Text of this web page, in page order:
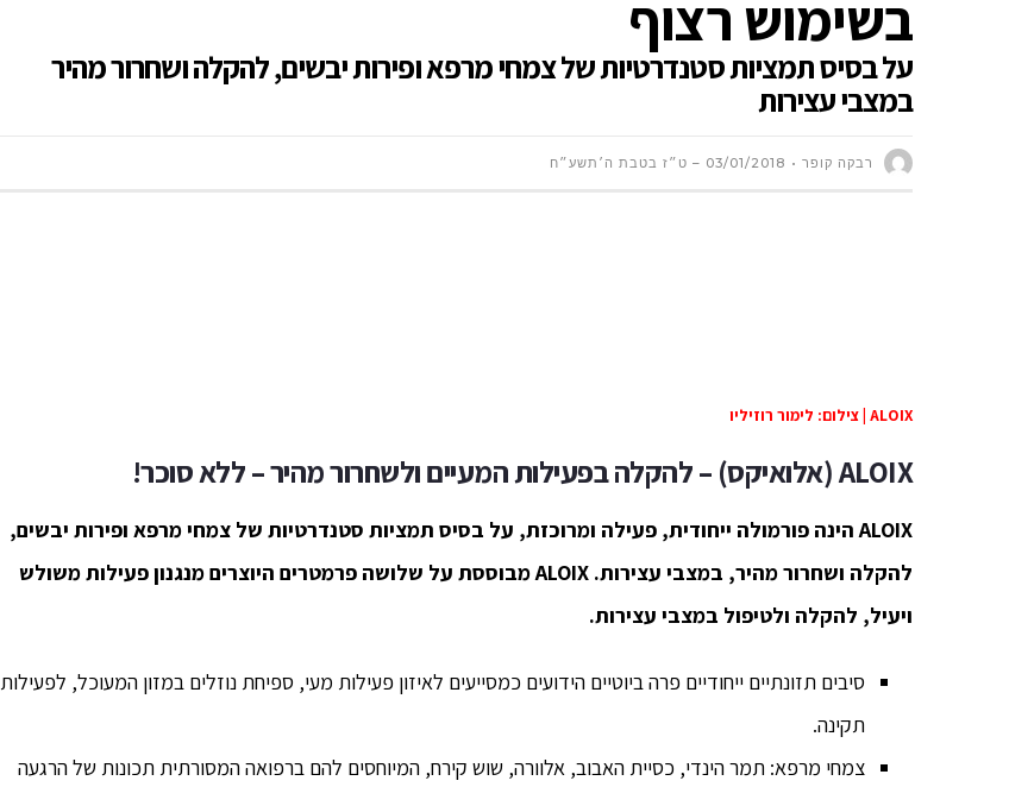
בשימוש רצוף
על בסיס תמציות סטנדרטיות של צמחי מרפא ופירות יבשים, להקלה ושחרור מהיר
במצבי עצירות
רבקה קופר 03/01/2018 – ט״ז בטבת ה׳תשע״ח
ALOIX | צילום: לימור רוזיליו
ALOIX(אלואיקס) –להקלה בפעילות המעיים ולשחרור מהיר – ללא סוכר!
ALOIXהינה פורמולה ייחודית, פעילה ומרוכזת, על בסיס תמציות סטנדרטיות של צמחי מרפא ופירות יבשים,
להקלה ושחרור מהיר, במצבי עצירות. ALOIXמבוססת על שלושה פרמטרים היוצרים מנגנון פעילות משולש
ויעיל, להקלה ולטיפול במצבי עצירות.
סיבים תזונתיים ייחודיים פרה ביוטיים הידועים כמסייעים לאיזון פעילות מעי, ספיחת נוזלים במזון המעוכל, לפעילות
תקינה.
צמחי מרפא: תמר הינדי, כסיית האבוב, אלוורה, שוש קירח, המיוחסים להם ברפואה המסורתית תכונות של הרגעה